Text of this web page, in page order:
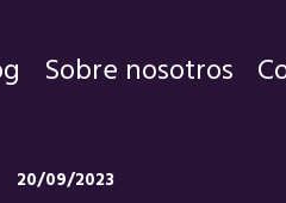
Sobre nosotros
20/09/2023